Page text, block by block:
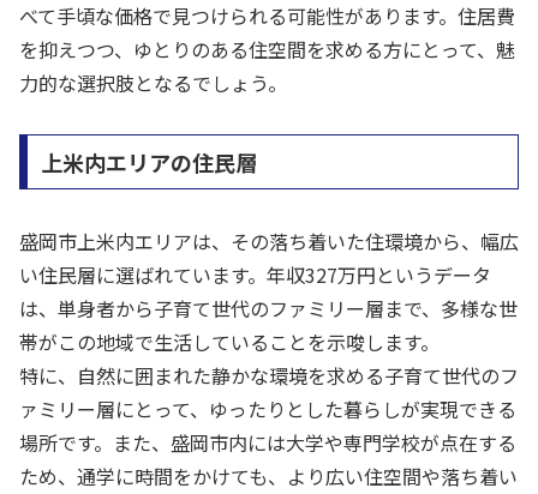
べて手頃な価格で見つけられる可能性があります。住居費
を抑えつつ、ゆとりのある住空間を求める方にとって、魅
力的な選択肢となるでしょう。
上米内エリアの住民層
盛岡市上米内エリアは、その落ち着いた住環境から、幅広
い住民層に選ばれています。年収327万円というデータ
は、単身者から子育て世代のファミリー層まで、多様な世
帯がこの地域で生活していることを示唆します。
特に、自然に囲まれた静かな環境を求める子育て世代のフ
ァミリー層にとって、ゆったりとした暮らしが実現できる
場所です。また、盛岡市内には大学や専門学校が点在する
ため、通学に時間をかけても、より広い住空間や落ち着い